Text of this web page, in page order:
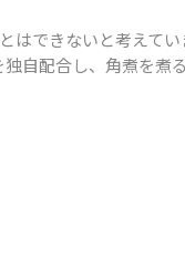
はできないと考えて
自配合し、角煮を煮